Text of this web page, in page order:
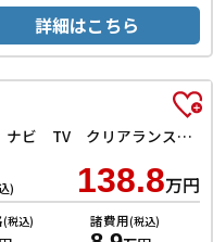
詳細はこちら
ハイブリッドG ETC 全周囲カメラ ナビ TV クリアランスソナー オートクルーズコントロール レーンアシスト 衝突被害軽減システム オートライト スマートキー アイドリングストップ
) 138.8万円
(税込) 諸費用(税込)